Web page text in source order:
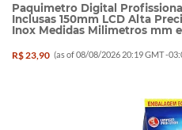
Paquimetro Digital
Inclusas 150mm LCD Alta
Inox Medidas Milimetros mm
R$ 23,90 (as of 08/08/2026 20:19 GMT -